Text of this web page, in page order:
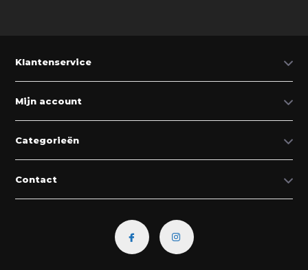
Klantenservice
Mijn account
Categorieën
Contact